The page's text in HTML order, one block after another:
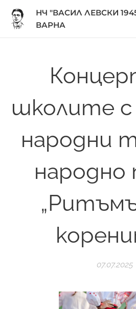
НЧ "ВАСИЛ ЛЕВСКИ
ВАРНА
школите с
народни
народно
07.07.2025